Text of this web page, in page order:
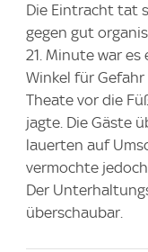
Die Eintracht tat
gegen gut
21. Minute war
Winkel für
Theate vor die
jagte. Die Gäste
lauerten auf
vermochte
Der
überschaubar.